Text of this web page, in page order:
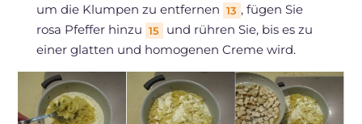
um die Klumpen zu entfernen 13 , fügen Sie
rosa Pfeffer hinzu 15
und rühren Sie, bis es zu
einer glatten und homogenen Creme wird.